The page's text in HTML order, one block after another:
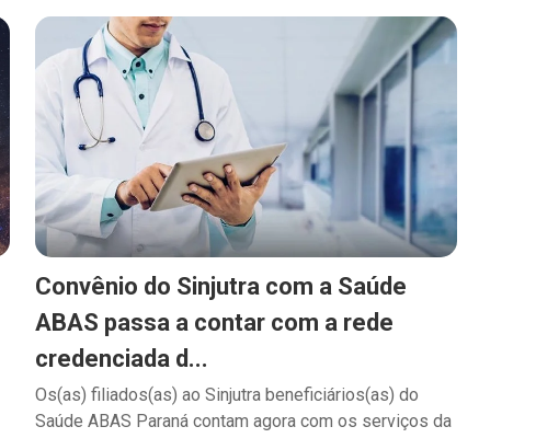
Convênio do Sinjutra com a Saúde
ABAS passa a contar com a rede
credenciada d...
Os(as) filiados(as) ao Sinjutra beneficiários(as) do
Saúde ABAS Paraná contam agora com os serviços da